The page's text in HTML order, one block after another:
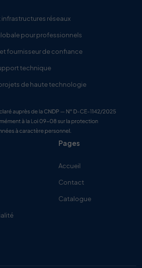
réseaux
pour professionnels
fournisseur de confiance
technique
de haute technologie
Pages
Accueil
Contact
Catalogue